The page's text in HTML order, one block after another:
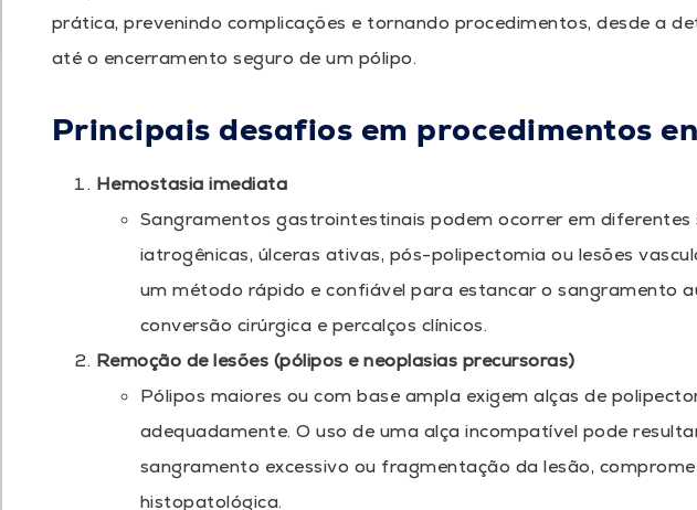
prática, prevenindo complicações e tornando procedimentos, desde a
até o encerramento seguro de um pólipo.
Principais desafios em procedimentos
Hemostasia imediata
Sangramentos gastrointestinais podem ocorrer em diferentes
iatrogênicas, úlceras ativas, pós-polipectomia ou lesões
um método rápido e confiável para estancar o sangramento
conversão cirúrgica e percalços clínicos.
Remoção de lesões (pólipos e neoplasias precursoras)
Pólipos maiores ou com base ampla exigem alças de
adequadamente. O uso de uma alça incompatível pode
sangramento excessivo ou fragmentação da lesão,
histopatológica.